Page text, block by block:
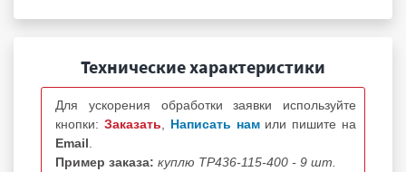
Технические характеристики
Для ускорения обработки заявки используйте
кнопки: Заказать Написать нам или пишите на
Email
Пример заказа: куплю ТР436-115-400 - 9 шт.